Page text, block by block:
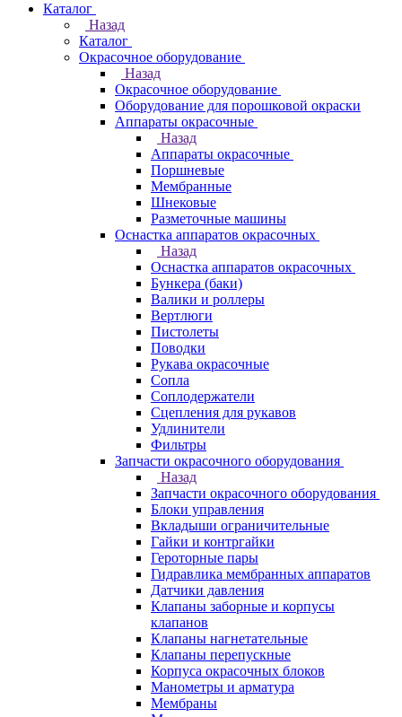
Каталог
Назад
Каталог
Окрасочное оборудование
Назад
Окрасочное оборудование
Оборудование для порошковой окраски
Аппараты окрасочные
Назад
Аппараты окрасочные
Поршневые
Мембранные
Шнековые
Разметочные машины
Оснастка аппаратов окрасочных
Назад
Оснастка аппаратов окрасочных
Бункера (баки)
Валики и роллеры
Вертлюги
Пистолеты
Поводки
Рукава окрасочные
Сопла
Соплодержатели
Сцепления для рукавов
Удлинители
Фильтры
Запчасти окрасочного оборудования
Назад
Запчасти окрасочного оборудования
Блоки управления
Вкладыши ограничительные
Гайки и контргайки
Героторные пары
Гидравлика мембранных аппаратов
Датчики давления
Клапаны заборные и корпусы
клапанов
Клапаны нагнетательные
Клапаны перепускные
Корпуса окрасочных блоков
Манометры и арматура
Мембраны